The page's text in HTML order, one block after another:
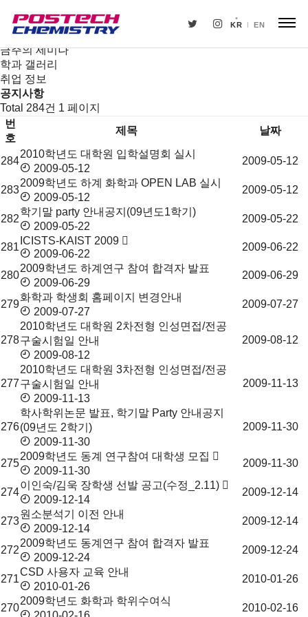
KR EN
뉴스
공지사항
금주의 세미나
학과 갤러리
취업 정보
공지사항
Total 284건 1 페이지
공
사
목
번
호
제목 날짜
284
2010학년도 대학원 입학설명회 실시
2009-05-12
2009-05-12
283
2009학년도 하계 화학과 OPEN LAB 실시
2009-05-12
2009-05-12
282
학기말 party 안내공지(09년도1학기)
2009-05-22
2009-05-22
281
ICISTS-KAIST 2009
2009-06-22
2009-06-22
280
2009학년도 하계연구 참여 합격자 발표
2009-06-29
2009-06-29
279
화학과 학생회 홈페이지 변경안내
2009-07-27
2009-07-27
278
2010학년도 대학원 2차전형 인성면접/전공
구술시험일 안내
2009-08-12
2009-08-12
277
2010학년도 대학원 3차전형 인성면접/전공
구술시험일 안내
2009-11-13
2009-11-13
276
학사학위논문 발표, 학기말 Party 안내공지
(09년도 2학기)
2009-11-30
2009-11-30
275
2009학년도 동계 연구참여 대학생 모집
2009-11-30
2009-11-30
274
이인숙/김욱 장학생 선발 공고(수정_2.11)
2009-12-14
2009-12-14
273
원소분석기 이전 안내
2009-12-14
2009-12-14
272
2009학년도 동계연구 참여 합격자 발표
2009-12-24
2009-12-24
271
CSD 사용자 교육 안내
2010-01-26
2010-01-26
270
2009학년도 화학과 학위수여식
2010-02-16